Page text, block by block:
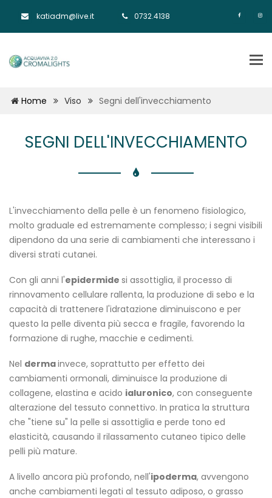
katiadm@live.it 0732.4138
Home Viso Segni dell'invecchiamento
SEGNI DELL'INVECCHIAMENTO
L'invecchiamento della pelle è un fenomeno fisiologico,
molto graduale ed estremamente complesso; i segni visibili
dipendono da una serie di cambiamenti che interessano i
diversi strati cutanei.
Con gli anni l'epidermide si assottiglia, il processo di
rinnovamento cellulare rallenta, la produzione di sebo e la
capacità di trattenere l'idratazione diminuiscono e per
questo la pelle diventa più secca e fragile, favorendo la
formazione di rughe, macchie e cedimenti.
Nel dermainvece, soprattutto per effetto dei
cambiamenti ormonali, diminuisce la produzione di
collagene, elastina e acido ialuronico, con conseguente
alterazione del tessuto connettivo. In pratica la struttura
che "tiene su" la pelle si assottiglia e perde tono ed
elasticità, causando il rilassamento cutaneo tipico delle
pelli più mature.
A livello ancora più profondo, nell'ipoderma, avvengono
anche cambiamenti legati al tessuto adiposo, o grasso